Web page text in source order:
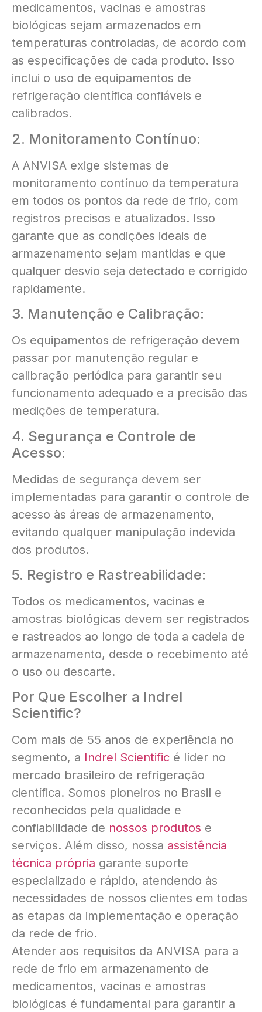
medicamentos, vacinas e amostras
biológicas sejam armazenados em
temperaturas controladas, de acordo com
as especificações de cada produto. Isso
inclui o uso de equipamentos de
refrigeração científica confiáveis e
calibrados.
2. Monitoramento Contínuo:
A ANVISA exige sistemas de
monitoramento contínuo da temperatura
em todos os pontos da rede de frio, com
registros precisos e atualizados. Isso
garante que as condições ideais de
armazenamento sejam mantidas e que
qualquer desvio seja detectado e corrigido
rapidamente.
3. Manutenção e Calibração:
Os equipamentos de refrigeração devem
passar por manutenção regular e
calibração periódica para garantir seu
funcionamento adequado e a precisão das
medições de temperatura.
4. Segurança e Controle de
Acesso:
Medidas de segurança devem ser
implementadas para garantir o controle de
acesso às áreas de armazenamento,
evitando qualquer manipulação indevida
dos produtos.
5. Registro e Rastreabilidade:
Todos os medicamentos, vacinas e
amostras biológicas devem ser registrados
e rastreados ao longo de toda a cadeia de
armazenamento, desde o recebimento até
o uso ou descarte.
Por Que Escolher a Indrel
Scientific?
Com mais de 55 anos de experiência no
segmento, a Indrel Scientific é líder no
mercado brasileiro de refrigeração
científica. Somos pioneiros no Brasil e
reconhecidos pela qualidade e
confiabilidade de nossos produtos e
serviços. Além disso, nossa assistência
técnica própria garante suporte
especializado e rápido, atendendo às
necessidades de nossos clientes em todas
as etapas da implementação e operação
da rede de frio.
Atender aos requisitos da ANVISA para a
rede de frio em armazenamento de
medicamentos, vacinas e amostras
biológicas é fundamental para garantir a